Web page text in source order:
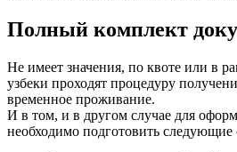
Полный комплект
Не имеет значения, по квоте или в
узбеки проходят процедуру
временное проживание.
И в том, и в другом случае для
необходимо подготовить следующие